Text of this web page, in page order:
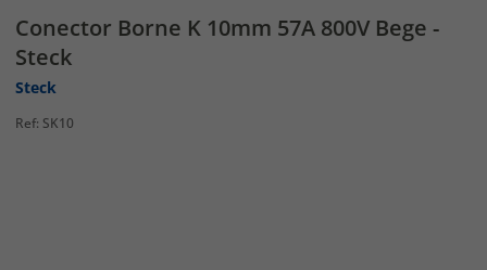
Conector Borne K 10mm 57A 800V Bege -
Steck
Steck
SK10